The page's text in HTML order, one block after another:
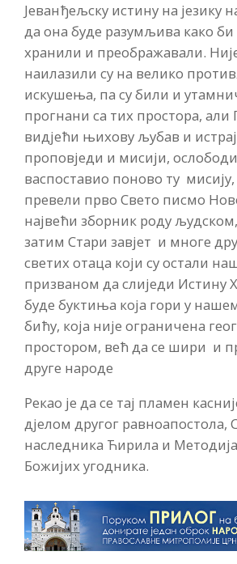
Јеванђељску истину на језику
да она буде разумљива како
хранили и преображавали.
наилазили су на велико
искушења, па су били и
прогнани са тих простора, али
видјећи њихову љубав и
проповједи и мисији,
васпоставио поново ту
превели прво Свето писмо
највећи зборник роду
затим Стари завјет и многе
светих отаца који су остали
призваном да слиједи Истину
буде буктиња која гори у
бићу, која није ограничена
простором, већ да се шири и
друге народе
Рекао је да се тај пламен
дјелом другог равноапостола,
наследника Ћирила и
Божијих угодника.